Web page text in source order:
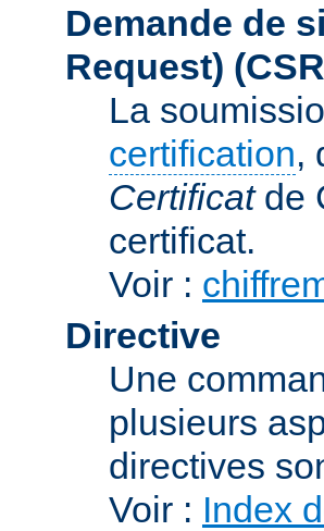
Demande de
Request)
La
certification,
Certificatde
certificat.
Voir :
Directive
Une
plusieurs
directives
Voir : Index